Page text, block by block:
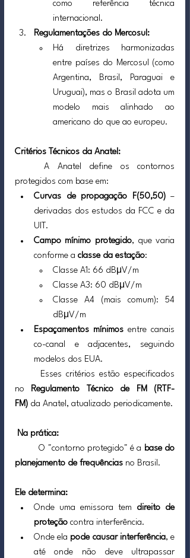
como referência técnica
internacional.
Regulamentações do Mercosul:
Há diretrizes harmonizadas
entre países do Mercosul (como
Argentina, Brasil, Paraguai e
Uruguai), mas o Brasil adota um
modelo mais alinhado ao
americano do que ao europeu.
Critérios Técnicos da Anatel:
	A Anatel define os contornos
protegidos com base em:
Curvas de propagação F(50,50) –
derivadas dos estudos da FCC e da
UIT.
Campo mínimo protegido, que varia
conforme a classe da estação:
Classe A1: 66 dBμV/m
Classe A3: 60 dBμV/m
Classe A4 (mais comum): 54
dBμV/m
Espaçamentos mínimos entre canais
co-canal e adjacentes, seguindo
modelos dos EUA.
no Regulamento Técnico de FM (RTF-
FM) da Anatel, atualizado periodicamente.
Na prática:
	O "contorno protegido" é a
base do
planejamento de frequências no Brasil.
Ele determina:
Onde uma emissora tem direito de
proteção contra interferência.
Onde ela pode causar interferência, e
até onde não deve ultrapassar